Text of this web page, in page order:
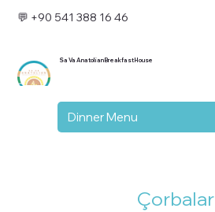
💬 +90 541 388 16 46
Sa Va Anatolian Breakfast House
Dinner Menu
Çorbalar